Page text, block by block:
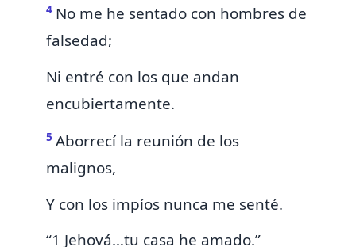
4 No me he sentado con hombres de
falsedad;
Ni entré con los que andan
encubiertamente.
5 Aborrecí la reunión de los
malignos,
Y con los impíos nunca me senté.
“1 Jehová…tu casa he amado.”